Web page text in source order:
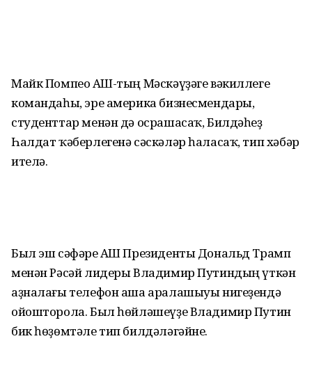
Майк Помпео АҠШ-тың Мәскәүҙәге вәкиллеге
командаһы, эре америка бизнесмендары,
студенттар менән дә осрашасаҡ, Билдәһеҙ
Һалдат ҡәберлегенә сәскәләр һаласаҡ, тип хәбәр
ителә.
Был эш сәфәре АҠШ Президенты Дональд Трамп
менән Рәсәй лидеры Владимир Путиндың үткән
аҙналағы телефон аша аралашыуы нигеҙендә
ойошторола. Был һөйләшеүҙе Владимир Путин
бик һөҙөмтәле тип билдәләгәйне.